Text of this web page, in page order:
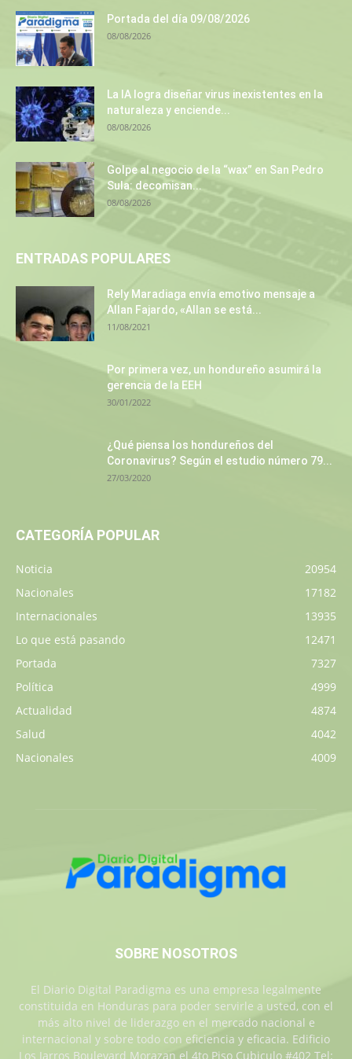
Portada del día 09/08/2026
08/08/2026
La IA logra diseñar virus inexistentes en la
naturaleza y enciende...
08/08/2026
Golpe al negocio de la “wax” en San Pedro
Sula: decomisan...
08/08/2026
ENTRADAS POPULARES
Rely Maradiaga envía emotivo mensaje a
Allan Fajardo, «Allan se está...
11/08/2021
Por primera vez, un hondureño asumirá la
gerencia de la EEH
30/01/2022
¿Qué piensa los hondureños del
Coronavirus? Según el estudio número 79...
27/03/2020
CATEGORÍA POPULAR
Noticia
20954
Nacionales
17182
Internacionales
13935
Lo que está pasando
12471
Portada
7327
Política
4999
Actualidad
4874
Salud
4042
Nacionales
4009
SOBRE NOSOTROS
El Diario Digital Paradigma es una empresa legalmente
constituida en Honduras para poder servirle a usted, con el
más alto nivel de liderazgo en el mercado nacional e
internacional y sobre todo con eficiencia y eficacia. Edificio
Los Jarros Boulevard Morazan el 4to Piso Cubiculo #402 Tel: